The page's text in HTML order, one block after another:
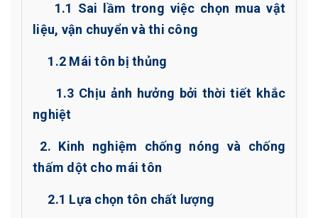
1.1 Sai lầm trong việc chọn mua vật
liệu, vận chuyển và thi công
1.2 Mái tôn bị thủng
1.3 Chịu ảnh hưởng bởi thời tiết khắc
nghiệt
2. Kinh nghiệm chống nóng và chống
thấm dột cho mái tôn
2.1 Lựa chọn tôn chất lượng